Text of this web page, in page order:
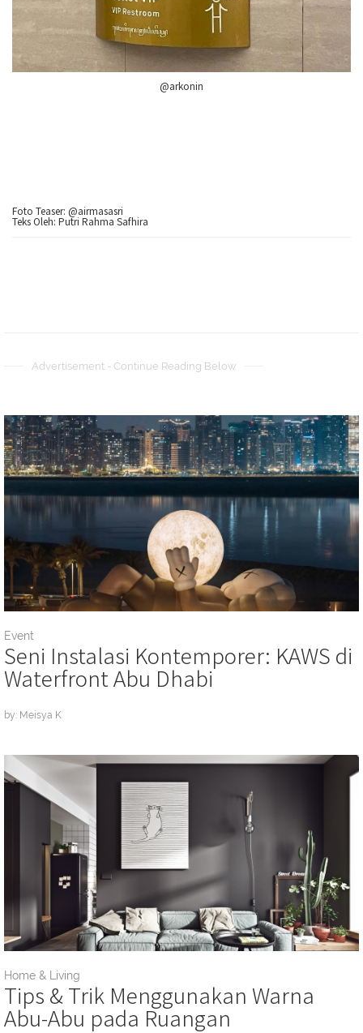
@arkonin
Foto Teaser: @airmasasri
Teks Oleh: Putri Rahma Safhira
Advertisement - Continue Reading Below
Event
Seni Instalasi Kontemporer: KAWS di
Waterfront Abu Dhabi
by: Meisya K
Home & Living
Tips & Trik Menggunakan Warna
Abu-Abu pada Ruangan